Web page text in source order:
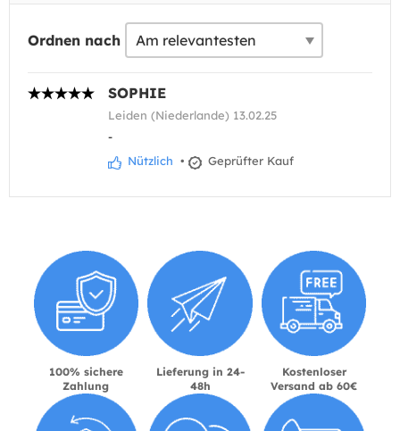
Ordnen nach
SOPHIE
Leiden (Niederlande) 13.02.25
-
Nützlich • Geprüfter Kauf
100% sichere
Zahlung
Lieferung in 24-
48h
Kostenloser
Versand ab 60€